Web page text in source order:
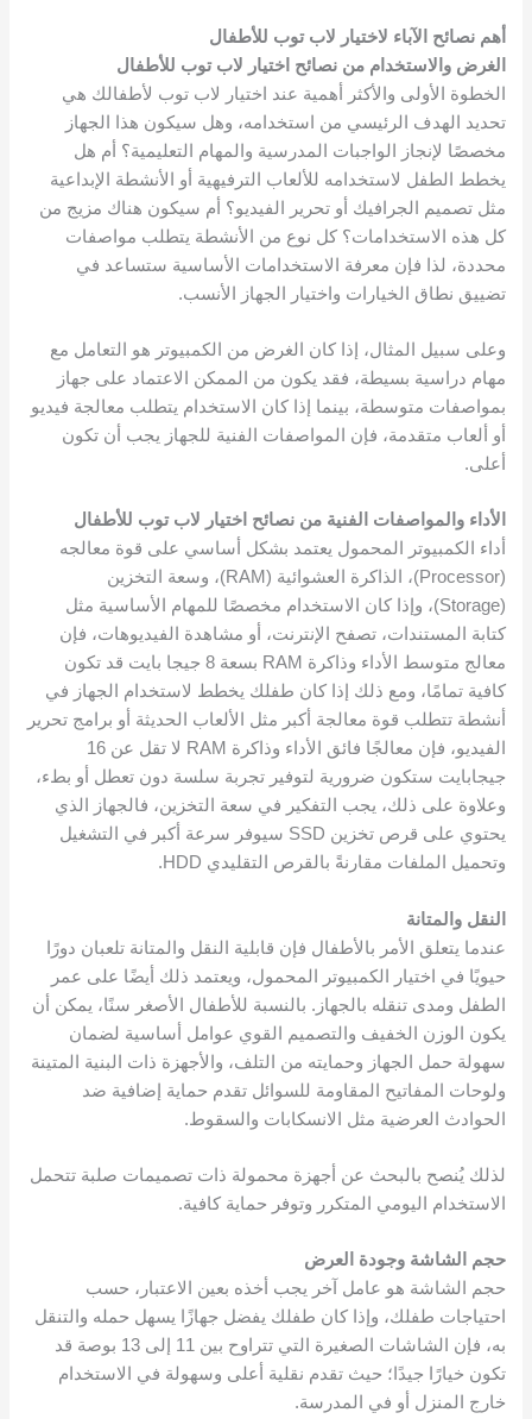
أهم نصائح الآباء لاختيار لاب توب للأطفال
الغرض والاستخدام من نصائح اختيار لاب توب للأطفال
الخطوة الأولى والأكثر أهمية عند اختيار لاب توب لأطفالك هي
تحديد الهدف الرئيسي من استخدامه، وهل سيكون هذا الجهاز
مخصصًا لإنجاز الواجبات المدرسية والمهام التعليمية؟ أم هل
يخطط الطفل لاستخدامه للألعاب الترفيهية أو الأنشطة الإبداعية
مثل تصميم الجرافيك أو تحرير الفيديو؟ أم سيكون هناك مزيج من
كل هذه الاستخدامات؟ كل نوع من الأنشطة يتطلب مواصفات
محددة، لذا فإن معرفة الاستخدامات الأساسية ستساعد في
تضييق نطاق الخيارات واختيار الجهاز الأنسب.
وعلى سبيل المثال، إذا كان الغرض من الكمبيوتر هو التعامل مع
مهام دراسية بسيطة، فقد يكون من الممكن الاعتماد على جهاز
بمواصفات متوسطة، بينما إذا كان الاستخدام يتطلب معالجة فيديو
أو ألعاب متقدمة، فإن المواصفات الفنية للجهاز يجب أن تكون
أعلى.
الأداء والمواصفات الفنية من نصائح اختيار لاب توب للأطفال
أداء الكمبيوتر المحمول يعتمد بشكل أساسي على قوة معالجه
(Processor)، الذاكرة العشوائية (RAM)، وسعة التخزين
(Storage)، وإذا كان الاستخدام مخصصًا للمهام الأساسية مثل
كتابة المستندات، تصفح الإنترنت، أو مشاهدة الفيديوهات، فإن
معالج متوسط الأداء وذاكرة RAM بسعة 8 جيجا بايت قد تكون
كافية تمامًا، ومع ذلك إذا كان طفلك يخطط لاستخدام الجهاز في
أنشطة تتطلب قوة معالجة أكبر مثل الألعاب الحديثة أو برامج تحرير
الفيديو، فإن معالجًا فائق الأداء وذاكرة RAM لا تقل عن 16
جيجابايت ستكون ضرورية لتوفير تجربة سلسة دون تعطل أو بطء،
وعلاوة على ذلك، يجب التفكير في سعة التخزين، فالجهاز الذي
يحتوي على قرص تخزين SSD سيوفر سرعة أكبر في التشغيل
وتحميل الملفات مقارنةً بالقرص التقليدي HDD.
النقل والمتانة
عندما يتعلق الأمر بالأطفال فإن قابلية النقل والمتانة تلعبان دورًا
حيويًا في اختيار الكمبيوتر المحمول، ويعتمد ذلك أيضًا على عمر
الطفل ومدى تنقله بالجهاز. بالنسبة للأطفال الأصغر سنًا، يمكن أن
يكون الوزن الخفيف والتصميم القوي عوامل أساسية لضمان
سهولة حمل الجهاز وحمايته من التلف، والأجهزة ذات البنية المتينة
ولوحات المفاتيح المقاومة للسوائل تقدم حماية إضافية ضد
الحوادث العرضية مثل الانسكابات والسقوط.
لذلك يُنصح بالبحث عن أجهزة محمولة ذات تصميمات صلبة تتحمل
الاستخدام اليومي المتكرر وتوفر حماية كافية.
حجم الشاشة وجودة العرض
حجم الشاشة هو عامل آخر يجب أخذه بعين الاعتبار، حسب
احتياجات طفلك، وإذا كان طفلك يفضل جهازًا يسهل حمله والتنقل
به، فإن الشاشات الصغيرة التي تتراوح بين 11 إلى 13 بوصة قد
تكون خيارًا جيدًا؛ حيث تقدم نقلية أعلى وسهولة في الاستخدام
خارج المنزل أو في المدرسة.